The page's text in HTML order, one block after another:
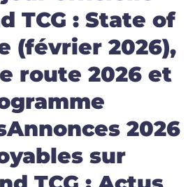
TCG : State of
(février 2026),
route 2026 et
2026
sur